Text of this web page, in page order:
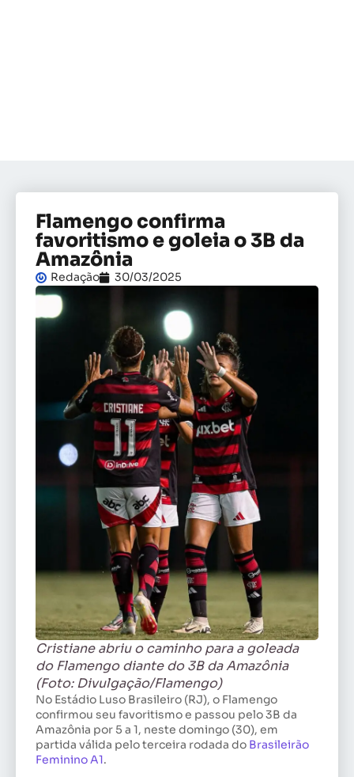
Flamengo confirma
favoritismo e goleia o 3B da
Amazônia
Redação 30/03/2025
Cristiane abriu o caminho para a goleada
do Flamengo diante do 3B da Amazônia
(Foto: Divulgação/Flamengo)
No Estádio Luso Brasileiro (RJ), o Flamengo
confirmou seu favoritismo e passou pelo 3B da
Amazônia por 5 a 1, neste domingo (30), em
partida válida pelo terceira rodada do Brasileirão
Feminino A1.